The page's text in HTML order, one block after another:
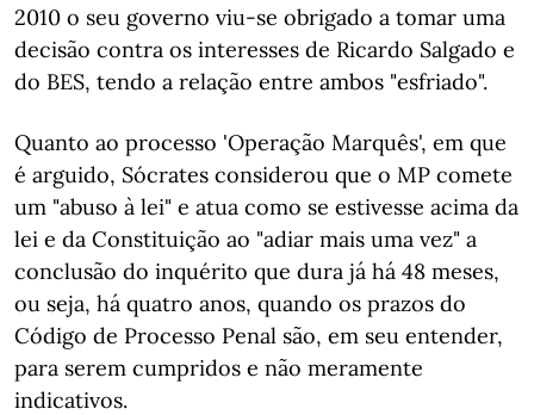
2010 o seu governo viu-se obrigado a tomar uma
decisão contra os interesses de Ricardo Salgado e
do BES, tendo a relação entre ambos "esfriado".
Quanto ao processo 'Operação Marquês', em que
é arguido, Sócrates considerou que o MP comete
um "abuso à lei" e atua como se estivesse acima da
lei e da Constituição ao "adiar mais uma vez" a
conclusão do inquérito que dura já há 48 meses,
ou seja, há quatro anos, quando os prazos do
Código de Processo Penal são, em seu entender,
para serem cumpridos e não meramente
indicativos.